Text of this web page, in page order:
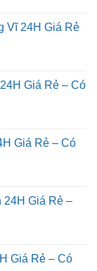
Vĩ 24H Giá Rẻ
Giá Rẻ – Có
Giá Rẻ – Có
24H Giá Rẻ –
Giá Rẻ – Có